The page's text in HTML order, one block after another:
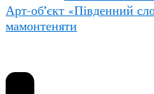
Арт-об’єкт «Південний
мамонтеняти